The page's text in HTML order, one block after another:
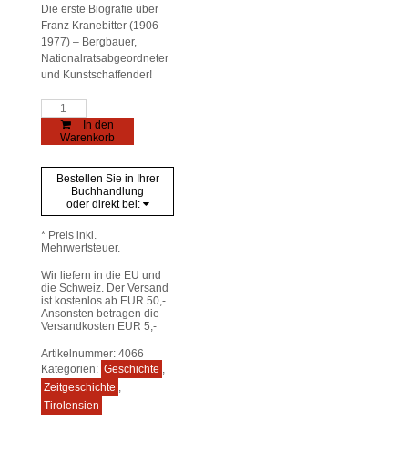
Die erste Biografie über
Franz Kranebitter (1906-
1977) – Bergbauer,
Nationalratsabgeordneter
und Kunstschaffender!
Franz
Kranebitter
Menge
In den
Warenkorb
Bestellen Sie in Ihrer
Buchhandlung
oder direkt bei:
* Preis inkl.
Mehrwertsteuer.
Wir liefern in die EU und
die Schweiz. Der Versand
ist kostenlos ab EUR 50,-.
Ansonsten betragen die
Versandkosten EUR 5,-
Artikelnummer: 4066
Kategorien: Geschichte ,
Zeitgeschichte ,
Tirolensien